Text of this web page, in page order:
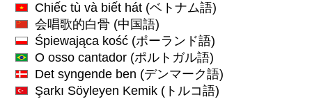
Chiếc tù và biết hát (ベトナム語)
会唱歌的白骨 (中国語)
Śpiewająca kość (ポーランド語)
O osso cantador (ポルトガル語)
Det syngende ben (デンマーク語)
Şarkı Söyleyen Kemik (トルコ語)